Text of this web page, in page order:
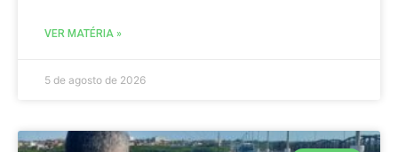
VER MATÉRIA »
5 de agosto de 2026